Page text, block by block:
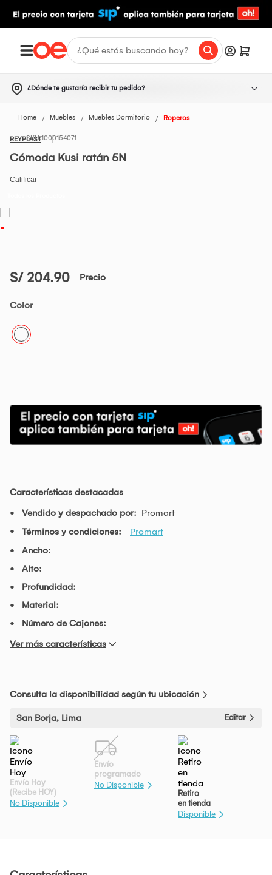
¿Dónde te gustaría recibir tu pedido?
Home Muebles Muebles Dormitorio Roperos
REYPLAST1000154071
Cómoda Kusi ratán 5N
S/ 204.90 Precio
Color
Características destacadas
Vendido y despachado por: Promart
Términos y condiciones:
Promart
Ancho:
Alto:
Profundidad:
Material:
Número de Cajones:
Ver más características
Consulta la disponibilidad según tu ubicación
San Borja, Lima Editar
Envío Hoy
(Recibe HOY)
No Disponible
Envío
programado
No Disponible
Retiro
en tienda
Disponible